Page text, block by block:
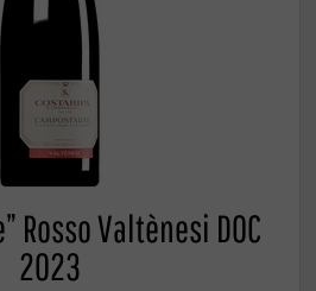
Rosso Valtènesi DOC
2023